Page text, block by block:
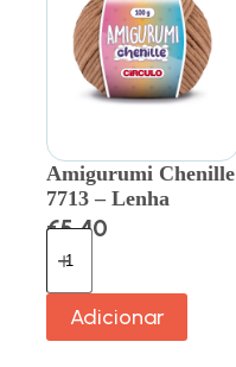
Amigurumi Chenille
7713 – Lenha
€5.40
Adicionar